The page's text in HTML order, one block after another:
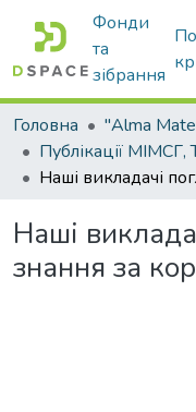
Фонди
та
зібрання
Головна
Наші
знання за